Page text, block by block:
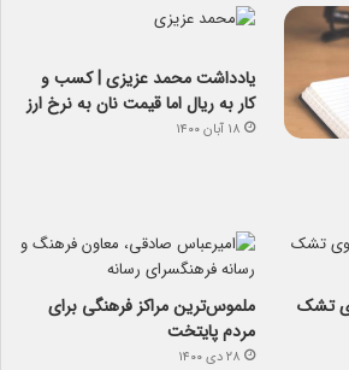
یادداشت‌ محمد عزیزی | کسب و
کار به ریال اما قیمت نان به نرخ ارز
۱۸ آبان ۱۴۰۰
تشک
ملموس‌ترین مراکز فرهنگی برای
مردم پایتخت
۲۸ دی ۱۴۰۰